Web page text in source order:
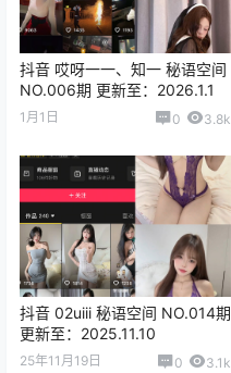
抖音 哎呀一一、知一 秘语空间
NO.006期 更新至：2026.1.1
1月1日 0 3.8k
抖音 02uiii 秘语空间 NO.014期
更新至：2025.11.10
25年11月19日 0 3.1k